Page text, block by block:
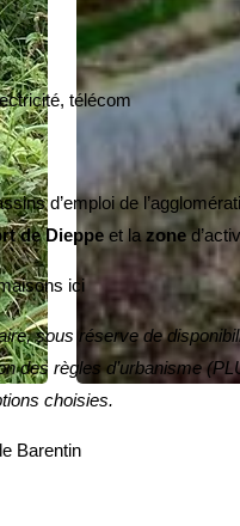
télécom
d’emploide
de Dieppe et lazone
ici
sous réserve de
des règles d’urbanisme
choisies.
Barentin